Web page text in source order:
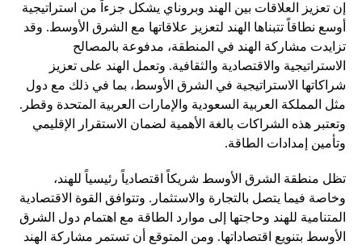
إن تعزيز العلاقات بين الهند وبروناي يشكل جزءاً من استراتيجية
أوسع نطاقاً تتبناها الهند لتعزيز علاقاتها مع الشرق الأوسط. وقد
تزايدت مشاركة الهند في المنطقة، مدفوعة بالمصالح
الاستراتيجية والاقتصادية والثقافية. وتعمل الهند على تعزيز
شراكاتها الاستراتيجية في الشرق الأوسط، بما في ذلك مع دول
مثل المملكة العربية السعودية والإمارات العربية المتحدة وقطر.
وتعتبر هذه الشراكات بالغة الأهمية لضمان الاستقرار الإقليمي
وتأمين إمدادات الطاقة.
تظل منطقة الشرق الأوسط شريكاً اقتصادياً رئيسياً للهند،
وخاصة فيما يتصل بالتجارة والاستثمار. وتتوافق القوة الاقتصادية
المتنامية للهند وحاجتها إلى موارد الطاقة مع اهتمام دول الشرق
الأوسط بتنويع اقتصاداتها. ومن المتوقع أن تستمر مشاركة الهند